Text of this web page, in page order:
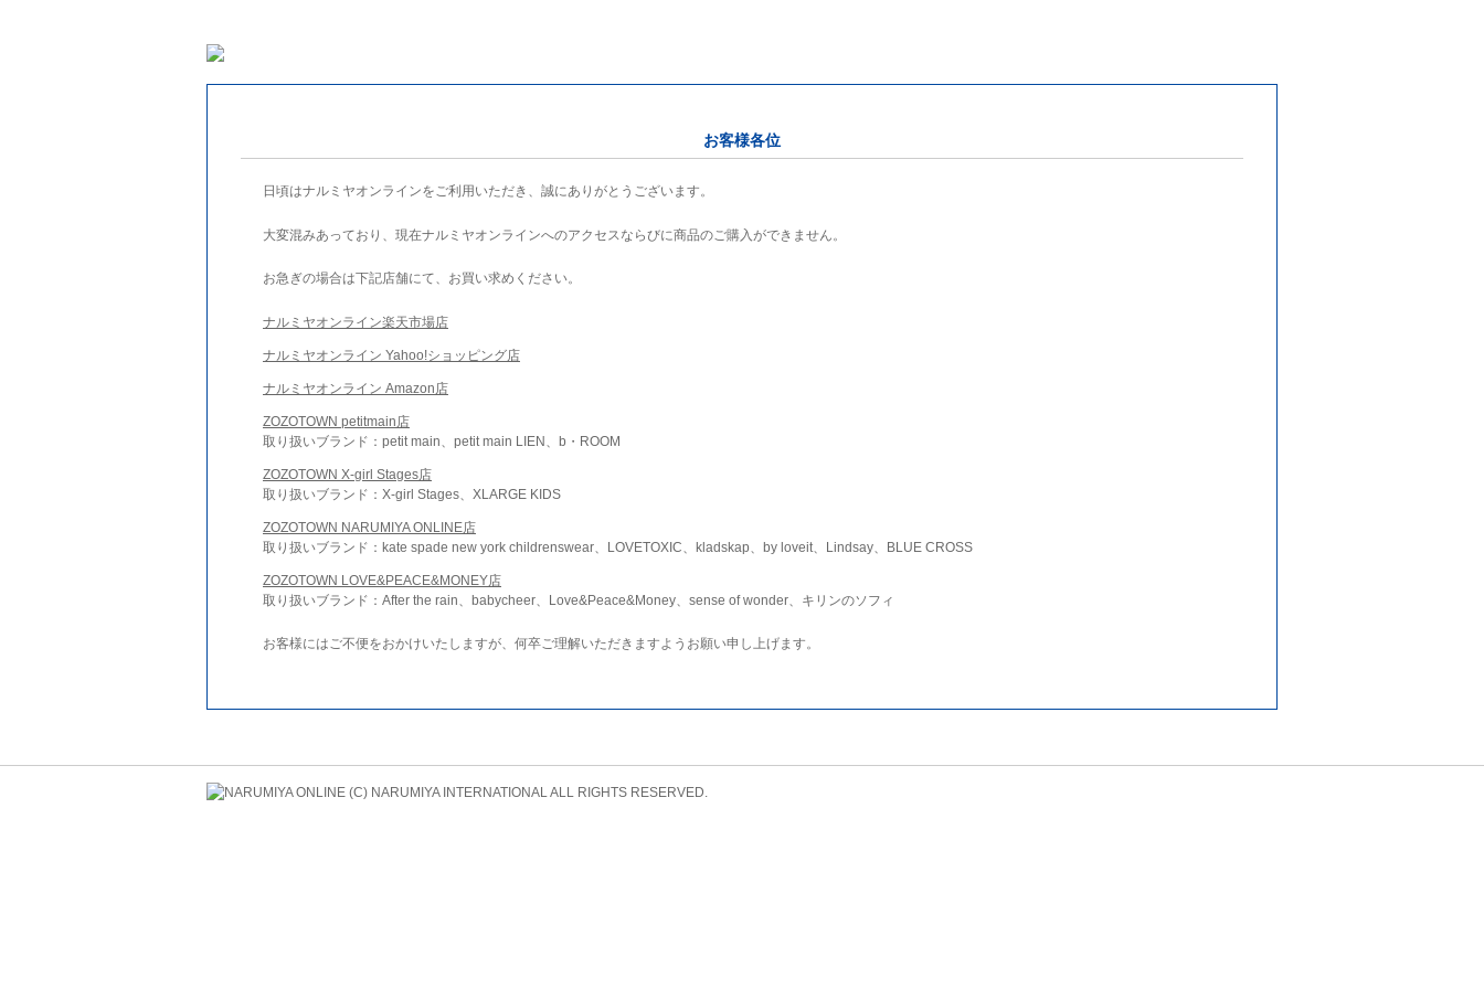
お客様各位
日頃はナルミヤオンラインをご利用いただき、誠にありがとうございます。
大変混みあっており、現在ナルミヤオンラインへのアクセスならびに商品のご購入ができません。
お急ぎの場合は下記店舗にて、お買い求めください。
ナルミヤオンライン楽天市場店
ナルミヤオンライン Yahoo!ショッピング店
ナルミヤオンライン Amazon店
ZOZOTOWN petitmain店
取り扱いブランド：petit main、petit main LIEN、b・ROOM
ZOZOTOWN X-girl Stages店
取り扱いブランド：X-girl Stages、XLARGE KIDS
ZOZOTOWN NARUMIYA ONLINE店
取り扱いブランド：kate spade new york childrenswear、LOVETOXIC、kladskap、by loveit、Lindsay、BLUE CROSS
ZOZOTOWN LOVE&PEACE&MONEY店
取り扱いブランド：After the rain、babycheer、Love&Peace&Money、sense of wonder、キリンのソフィ
お客様にはご不便をおかけいたしますが、何卒ご理解いただきますようお願い申し上げます。